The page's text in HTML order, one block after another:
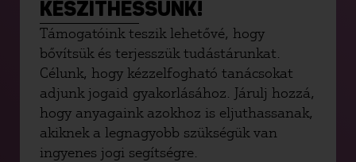
KÉSZÍTHESSÜNK!
Támogatóink teszik lehetővé, hogy
bővítsük és terjesszük tudástárunkat.
Célunk, hogy kézzelfogható tanácsokat
adjunk jogaid gyakorlásához. Járulj hozzá,
hogy anyagaink azokhoz is eljuthassanak,
akiknek a legnagyobb szükségük van
ingyenes jogi segítségre.